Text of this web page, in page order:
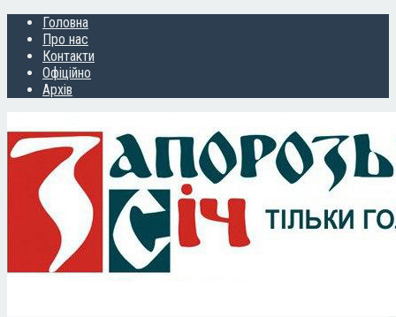
Головна
Про нас
Контакти
Офіційно
Архів